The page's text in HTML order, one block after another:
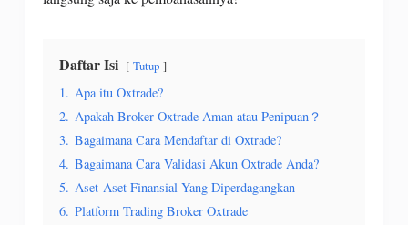
Daftar Isi Tutup
1. Apa itu Oxtrade?
2. Apakah Broker Oxtrade Aman atau Penipuan？
3. Bagaimana Cara Mendaftar di Oxtrade?
4. Bagaimana Cara Validasi Akun Oxtrade Anda?
5. Aset-Aset Finansial Yang Diperdagangkan
6. Platform Trading Broker Oxtrade